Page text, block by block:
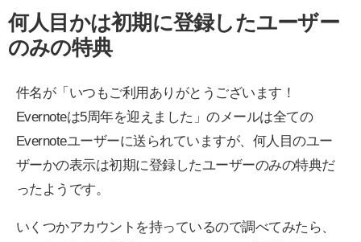
何人目かは初期に登録したユーザー
のみの特典
件名が「いつもご利用ありがとうございます！
Evernoteは5周年を迎えました」のメールは全ての
Evernoteユーザーに送られていますが、何人目のユー
ザーかの表示は初期に登録したユーザーのみの特典だ
ったようです。
いくつかアカウントを持っているので調べてみたら、